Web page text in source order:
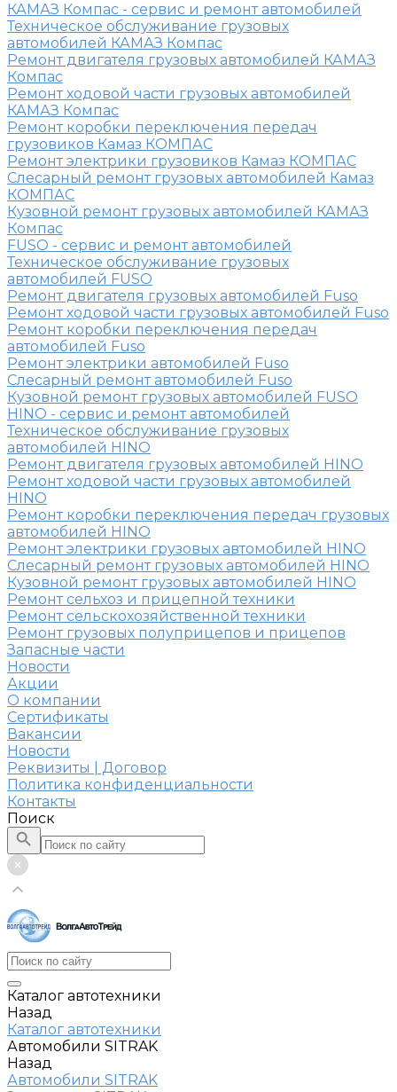
КАМАЗ Компас - сервис и ремонт автомобилей
Техническое обслуживание грузовых
автомобилей КАМАЗ Компас
Ремонт двигателя грузовых автомобилей КАМАЗ
Компас
Ремонт ходовой части грузовых автомобилей
КАМАЗ Компас
Ремонт коробки переключения передач
грузовиков Камаз КОМПАС
Ремонт электрики грузовиков Камаз КОМПАС
Слесарный ремонт грузовых автомобилей Камаз
КОМПАС
Кузовной ремонт грузовых автомобилей КАМАЗ
Компас
FUSO - сервис и ремонт автомобилей
Техническое обслуживание грузовых
автомобилей FUSO
Ремонт двигателя грузовых автомобилей Fuso
Ремонт ходовой части грузовых автомобилей Fuso
Ремонт коробки переключения передач
автомобилей Fuso
Ремонт электрики автомобилей Fuso
Слесарный ремонт автомобилей Fuso
Кузовной ремонт грузовых автомобилей FUSO
HINO - сервис и ремонт автомобилей
Техническое обслуживание грузовых
автомобилей HINO
Ремонт двигателя грузовых автомобилей HINO
Ремонт ходовой части грузовых автомобилей
HINO
Ремонт коробки переключения передач грузовых
автомобилей HINO
Ремонт электрики грузовых автомобилей HINO
Слесарный ремонт грузовых автомобилей HINO
Кузовной ремонт грузовых автомобилей HINO
Ремонт сельхоз и прицепной техники
Ремонт сельскохозяйственной техники
Ремонт грузовых полуприцепов и прицепов
Запасные части
Новости
Акции
О компании
Сертификаты
Вакансии
Новости
Реквизиты | Договор
Политика конфиденциальности
Контакты
Поиск
Каталог автотехники
Назад
Каталог автотехники
Автомобили SITRAK
Назад
Автомобили SITRAK